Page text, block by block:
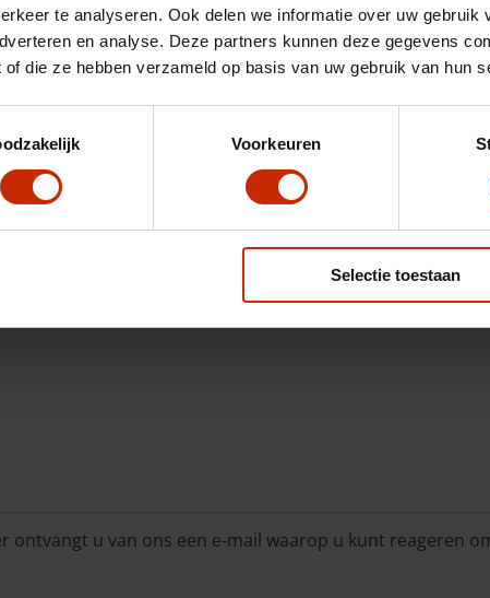
te analyseren. Ook delen we informatie over uw
en analyse. Deze partners kunnen deze gegevens
of die ze hebben verzameld op basis van uw gebruik van hun
Voorkeuren
Selectie toestaan
ontvangt u van ons een e-mail waarop u kunt reageren